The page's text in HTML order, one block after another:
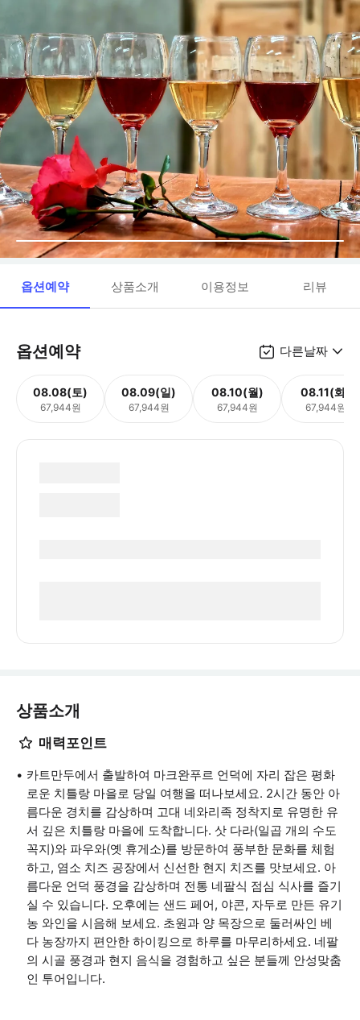
옵션예약 상품소개 이용정보 리뷰
옵션예약 다른날짜
08.08(토)
67,944원
08.09(일)
67,944원
08.10(월)
67,944원
08.11(화)
67,944원
상품소개
매력포인트
카트만두에서 출발하여 마크완푸르 언덕에 자리 잡은 평화
로운 치틀랑 마을로 당일 여행을 떠나보세요. 2시간 동안 아
름다운 경치를 감상하며 고대 네와리족 정착지로 유명한 유
서 깊은 치틀랑 마을에 도착합니다. 삿 다라(일곱 개의 수도
꼭지)와 파우와(옛 휴게소)를 방문하여 풍부한 문화를 체험
하고, 염소 치즈 공장에서 신선한 현지 치즈를 맛보세요. 아
름다운 언덕 풍경을 감상하며 전통 네팔식 점심 식사를 즐기
실 수 있습니다. 오후에는 샌드 페어, 야콘, 자두로 만든 유기
농 와인을 시음해 보세요. 초원과 양 목장으로 둘러싸인 베
다 농장까지 편안한 하이킹으로 하루를 마무리하세요. 네팔
의 시골 풍경과 현지 음식을 경험하고 싶은 분들께 안성맞춤
인 투어입니다.